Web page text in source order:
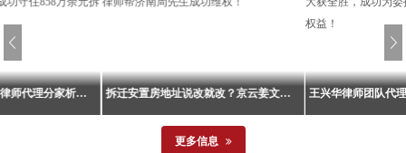
京云王兴华、武腾魁律师代理分家析产纠纷案胜诉！当事人成功守住858万余元拆迁利益！ 拆迁安置房地址说改就改？京云姜文英律师帮济南周先生成功维权！
更多信息